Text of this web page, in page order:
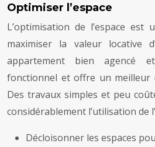
Optimiser l’espace
L’optimisation de l’espace est
maximiser la valeur locative
appartement bien agencé
fonctionnel et offre un meilleur
Des travaux simples et peu
considérablement l’utilisation de
Décloisonner les espaces